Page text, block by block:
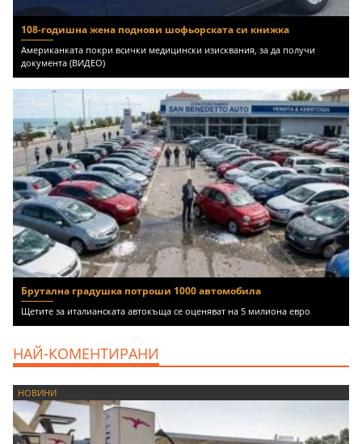
108-годишна жена поднови шофьорската си книжка
Американката покри всички медицински изисквания, за да получи
документа (ВИДЕО)
Брутална градушка потроши 1000 автомобила
Щетите за италианската автокъща се оценяват на 5 милиона евро
НАЙ-КОМЕНТИРАНИ
НОВИНИ